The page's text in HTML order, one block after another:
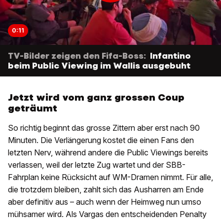
0:11
TV-Bilder zeigen den Fifa-Boss: Infantino
beim Public Viewing im Wallis ausgebuht
Jetzt wird vom ganz grossen Coup
geträumt
So richtig beginnt das grosse Zittern aber erst nach 90
Minuten. Die Verlängerung kostet die einen Fans den
letzten Nerv, während andere die Public Viewings bereits
verlassen, weil der letzte Zug wartet und der SBB-
Fahrplan keine Rücksicht auf WM-Dramen nimmt. Für alle,
die trotzdem bleiben, zahlt sich das Ausharren am Ende
aber definitiv aus – auch wenn der Heimweg nun umso
mühsamer wird. Als Vargas den entscheidenden Penalty